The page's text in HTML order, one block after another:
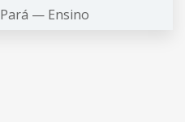
Pará — Ensino